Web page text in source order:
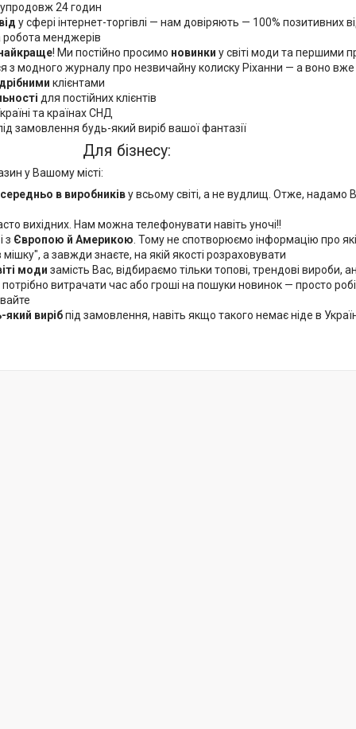
24 годин
у сфері інтернет-торгівлі — нам довіряють — 100% позитивних
робота менджерів
! Ми постійно просимо новинки у світі моди та першими
з модного журналу про незвичайну колиску Ріханни — а воно вже
клієнтами
для постійних клієнтів
та країнах СНД
замовлення будь-який виріб вашої фантазії
Для бізнесу:
у Вашому місті:
в виробниківу всьому світі, а не вудлищ. Отже, надамо
вихідних. Нам можна телефонувати навіть уночі!!
з Європою й Америкою. Тому не спотворюємо інформацію про
а завжди знаєте, на якій якості розраховувати
моди замість Вас, відбираємо тільки топові, трендові вироби,
витрачати час або гроші на пошуки новинок — просто
вирібпід замовлення, навіть якщо такого немає ніде в